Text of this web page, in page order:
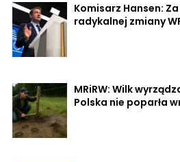
Komisarz Hansen:
radykalnej zmiany
MRiRW: Wilk
Polska nie poparła